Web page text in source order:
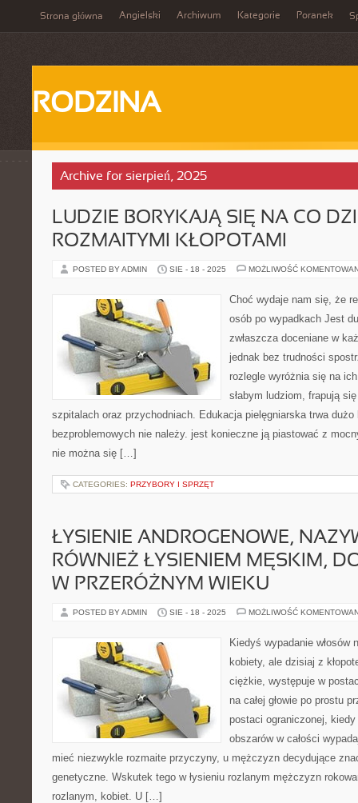
Strona główna Angielski Archiwum Kategorie Poranek
RODZINA
Archive for sierpień, 2025
LUDZIE BORYKAJĄ SIĘ NA CO
ROZMAITYMI KŁOPOTAMI
POSTED BY ADMIN SIE - 18 - 2025 MOŻLIWOŚĆ
Choć wydaje nam się, że
osób po wypadkach Jest
zwłaszcza doceniane w
jednak bez trudności
rozlegle wyróżnia się na
słabym ludziom, frapują
szpitalach oraz przychodniach. Edukacja pielęgniarska trwa dużo
bezproblemowych nie należy. jest konieczne ją piastować z
nie można się […]
CATEGORIES: PRZYBORY I SPRZĘT
ŁYSIENIE ANDROGENOWE,
RÓWNIEŻ ŁYSIENIEM MĘSKIM,
W PRZERÓŻNYM WIEKU
POSTED BY ADMIN SIE - 18 - 2025 MOŻLIWOŚĆ
Kiedyś wypadanie włosów
kobiety, ale dzisiaj z
ciężkie, występuje w
na całej głowie po prostu
postaci ograniczonej, kiedy
obszarów w całości
mieć niezwykle rozmaite przyczyny, u mężczyzn decydujące
genetyczne. Wskutek tego w łysieniu rozlanym mężczyzn
rozlanym, kobiet. U […]